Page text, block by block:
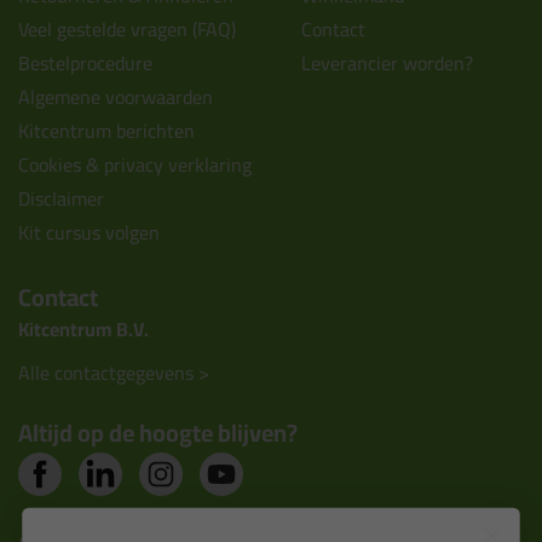
Veel gestelde vragen (FAQ)
Bestelprocedure
Algemene voorwaarden
Kitcentrum berichten
Cookies & privacy verklaring
Disclaimer
Kit cursus volgen
Contact
Leverancier worden?
Contact
Kitcentrum B.V.
Alle contactgegevens >
Altijd op de hoogte blijven?